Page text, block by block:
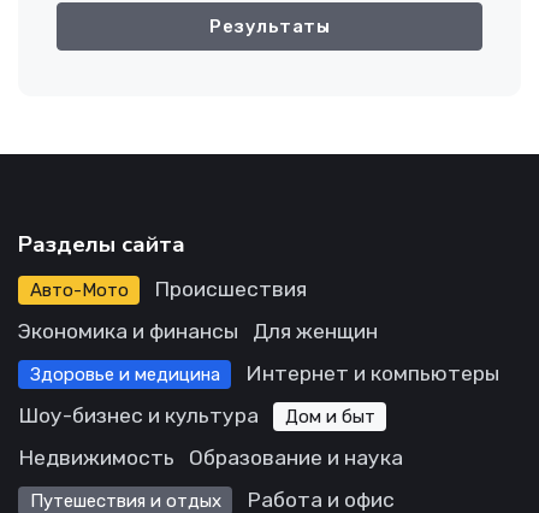
Результаты
Разделы сайта
Авто-Мото
Происшествия
Экономика и финансы
Для женщин
Здоровье и медицина
Интернет и компьютеры
Шоу-бизнес и культура
Дом и быт
Недвижимость Образование и наука
Путешествия и отдых
Работа и офис